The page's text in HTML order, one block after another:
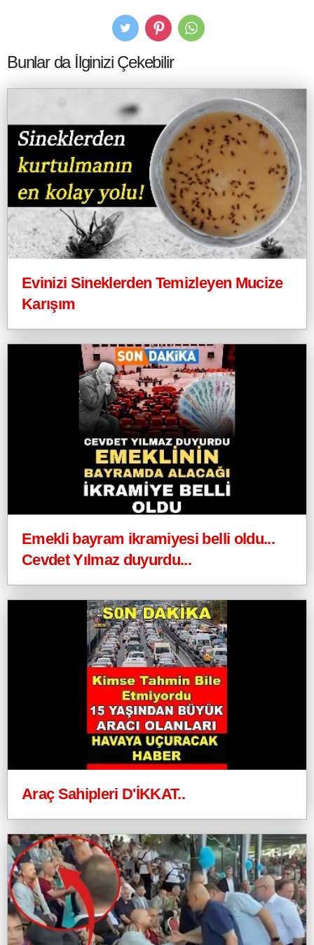
Bunlar da İlginizi Çekebilir
Evinizi Sineklerden Temizleyen Mucize
Karışım
Emekli bayram ikramiyesi belli oldu...
Cevdet Yılmaz duyurdu...
Araç Sahipleri D'İKKAT..